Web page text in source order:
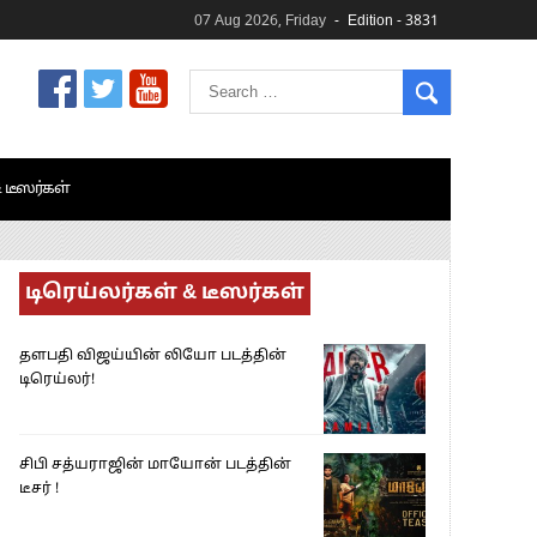
07 Aug 2026, Friday Edition - 3831
டீஸர்கள்
டிரெய்லர்கள் & டீஸர்கள்
தளபதி விஜய்யின் லியோ படத்தின்
டிரெய்லர்!
சிபி சத்யராஜின் மாயோன் படத்தின்
டீசர் !